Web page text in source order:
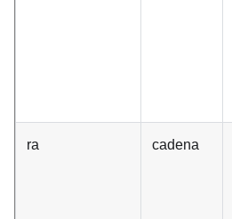
ra cadena